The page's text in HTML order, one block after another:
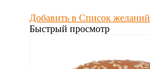
Добавить в Список желаний
Быстрый просмотр